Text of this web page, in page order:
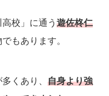
校」に通う 遊佐柊仁
もあります。
くあり、 自身より強